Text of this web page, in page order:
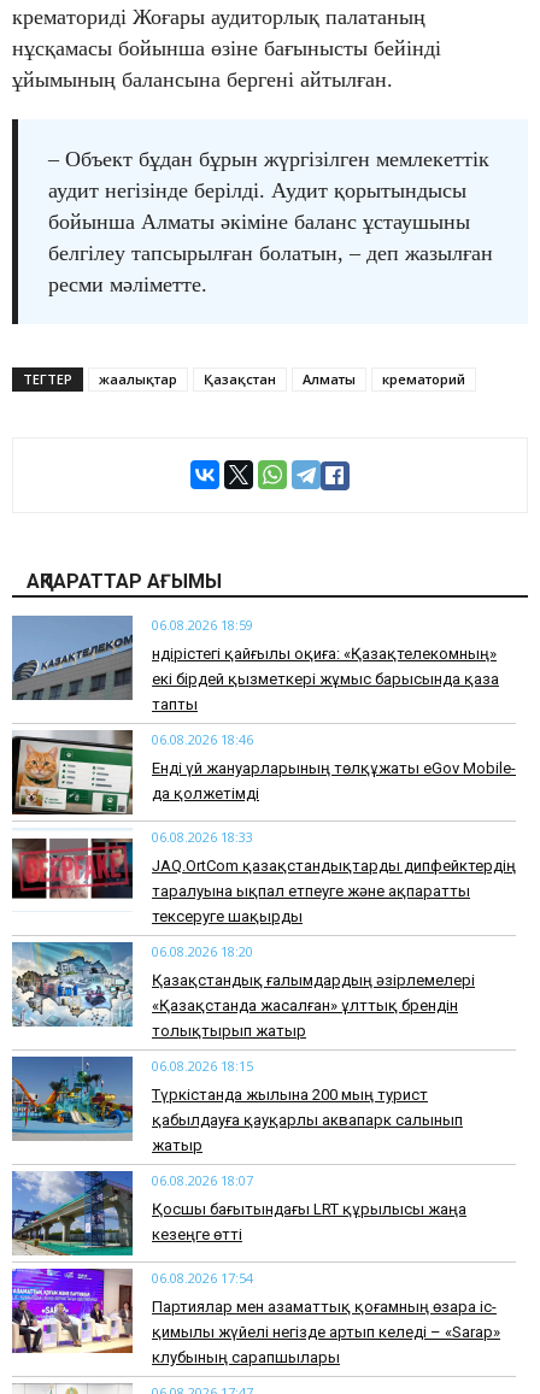
крематориді Жоғары аудиторлық палатаның
нұсқамасы бойынша өзіне бағынысты бейінді
ұйымының балансына бергені айтылған.
– Объект бұдан бұрын жүргізілген мемлекеттік
аудит негізінде берілді. Аудит қорытындысы
бойынша Алматы әкіміне баланс ұстаушыны
белгілеу тапсырылған болатын, – деп жазылған
ресми мәліметте.
ТЕГТЕР жаңалықтар Қазақстан Алматы крематорий
АҚПАРАТТАР АҒЫМЫ
06.08.2026 18:59
Өндірістегі қайғылы оқиға: «Қазақтелекомның»
екі бірдей қызметкері жұмыс барысында қаза
тапты
06.08.2026 18:46
Енді үй жануарларының төлқұжаты eGov Mobile-
да қолжетімді
06.08.2026 18:33
JAQ.OrtCom қазақстандықтарды дипфейктердің
таралуына ықпал етпеуге және ақпаратты
тексеруге шақырды
06.08.2026 18:20
Қазақстандық ғалымдардың әзірлемелері
«Қазақстанда жасалған» ұлттық брендін
толықтырып жатыр
06.08.2026 18:15
Түркістанда жылына 200 мың турист
қабылдауға қауқарлы аквапарк салынып
жатыр
06.08.2026 18:07
Қосшы бағытындағы LRT құрылысы жаңа
кезеңге өтті
06.08.2026 17:54
Партиялар мен азаматтық қоғамның өзара іс-
қимылы жүйелі негізде артып келеді – «Sarap»
клубының сарапшылары